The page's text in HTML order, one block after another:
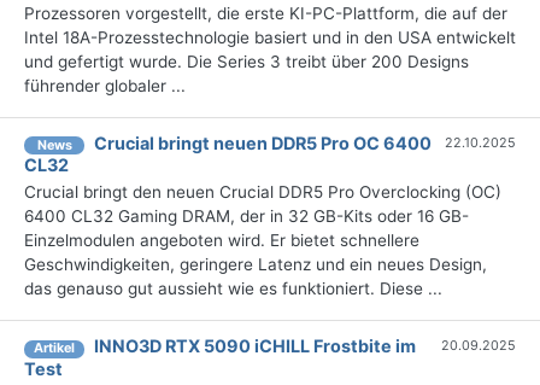
Prozessoren vorgestellt, die erste KI-PC-Plattform, die auf der
Intel 18A-Prozesstechnologie basiert und in den USA entwickelt
und gefertigt wurde. Die Series 3 treibt über 200 Designs
führender globaler ...
News
Crucial bringt neuen DDR5 Pro OC 6400
CL32
22.10.2025
Crucial bringt den neuen Crucial DDR5 Pro Overclocking (OC)
6400 CL32 Gaming DRAM, der in 32 GB-Kits oder 16 GB-
Einzelmodulen angeboten wird. Er bietet schnellere
Geschwindigkeiten, geringere Latenz und ein neues Design,
das genauso gut aussieht wie es funktioniert. Diese ...
Artikel
INNO3D RTX 5090 iCHILL Frostbite im
Test
20.09.2025